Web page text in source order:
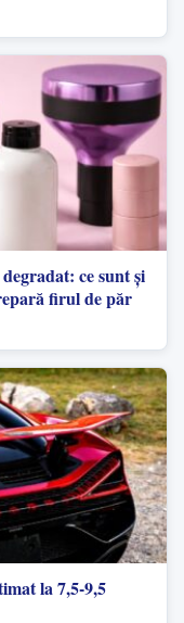
ce sunt și
firul de păr
la 7,5-9,5